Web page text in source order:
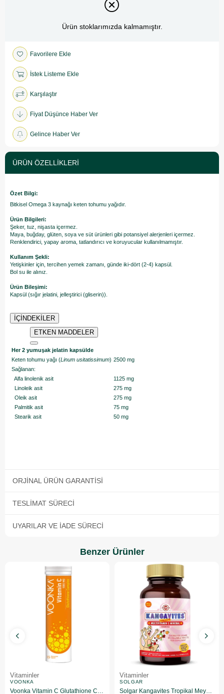
Ürün stoklarımızda kalmamıştır.
Favorilere Ekle
İstek Listeme Ekle
Karşılaştır
Fiyat Düşünce Haber Ver
Gelince Haber Ver
ÜRÜN ÖZELLIKLERI
Özet Bilgi:
Bitkisel Omega 3 kaynağı keten tohumu yağıdır.
Ürün Bilgileri:
Şeker, tuz, nişasta içermez.
Maya, buğday, glüten, soya ve süt ürünleri gibi potansiyel alerjenleri içermez.
Renklendirici, yapay aroma, tatlandırıcı ve koruyucular kullanılmamıştır.
Kullanım Şekli:
Yetişkinler için, tercihen yemek zamanı, günde iki-dört (2-4) kapsül.
Bol su ile alınız.
Ürün Bileşimi:
Kapsül (sığır jelatini, jelleştirici (gliserin)).
İÇİNDEKİLER
ETKEN MADDELER
Her 2 yumuşak jelatin kapsülde
Keten tohumu yağı (Linum usitatissimum) 2500 mg
Sağlanan:
Alfa linolenik asit
1125 mg
Linoleik asit
275 mg
Oleik asit
275 mg
Palmitik asit
75 mg
Stearik asit
50 mg
ORJINAL ÜRÜN GARANTISI
TESLIMAT SÜRECI
UYARILAR VE İADE SÜRECI
Benzer Ürünler
Vitaminler
VOONKA
Vitaminler
SOLGAR